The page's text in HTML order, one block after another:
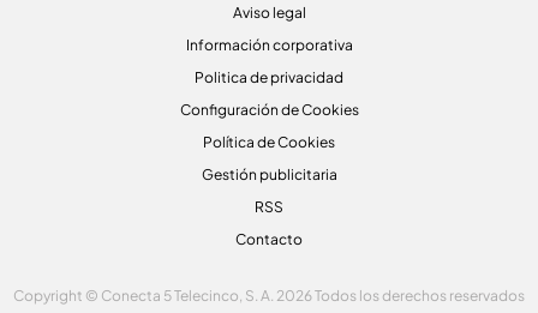
Aviso legal
Información corporativa
Politica de privacidad
Configuración de Cookies
Política de Cookies
Gestión publicitaria
RSS
Contacto
Copyright © Conecta 5 Telecinco, S. A. 2026 Todos los derechos reservados